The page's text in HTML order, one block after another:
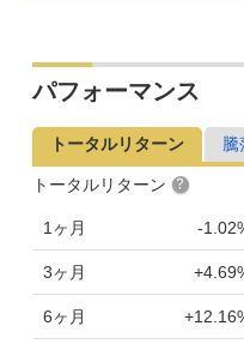
パフォーマンス
トータルリターン 騰
トータルリターン
1ヶ月 -
3ヶ月
6ヶ月